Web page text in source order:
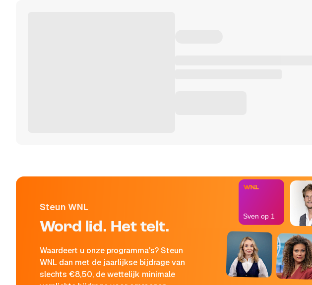
Steun WNL
Word lid. Het telt.
Waardeert u onze programma's? Steun
WNL dan met de jaarlijkse bijdrage van
slechts €8,50, de wettelijk minimale
Sven op 1